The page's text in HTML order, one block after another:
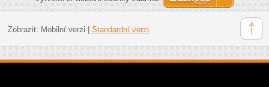
Zobrazit: Mobilní verzi Standardní verzi